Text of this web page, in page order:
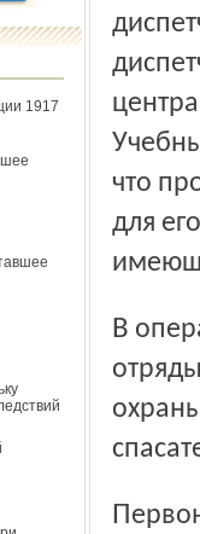
1917
что
для
В оперативном порядке на место происшествия прибыли
Первоначально на объекте была развёрнута спасательная